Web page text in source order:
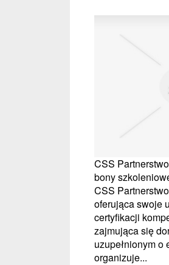
CSS
bony
CSS
oferująca swoje
certyfikacji
zajmująca się
uzupełnionym
organizuje...